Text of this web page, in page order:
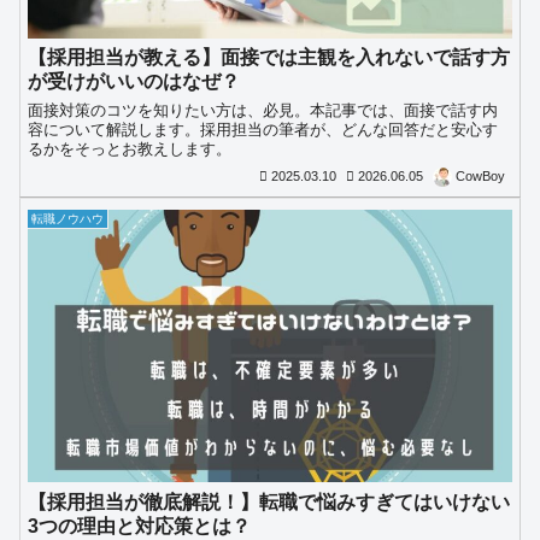
【採用担当が教える】面接では主観を入れないで話す方
が受けがいいのはなぜ？
面接対策のコツを知りたい方は、必見。本記事では、面接で話す内
容について解説します。採用担当の筆者が、どんな回答だと安心す
るかをそっとお教えします。
2025.03.10 2026.06.05 CowBoy
転職ノウハウ
【採用担当が徹底解説！】転職で悩みすぎてはいけない
3つの理由と対応策とは？